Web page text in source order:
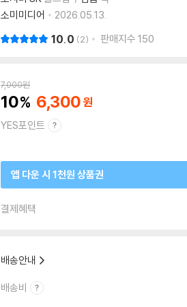
소미미디어
2026.05.13.
10.0 2 판매지수 150
7,000원
10 6,300
YES포인트
앱 다운 시 1천원 상품권
결제혜택
배송안내
배송비